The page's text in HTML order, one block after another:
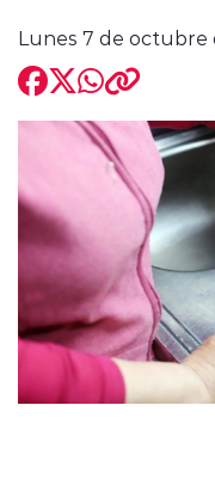
Lunes 7 de octubre